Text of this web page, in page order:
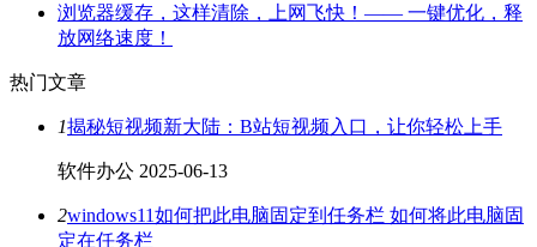
浏览器缓存，这样清除，上网飞快！—— 一键优化，释
放网络速度！
热门文章
1揭秘短视频新大陆：B站短视频入口，让你轻松上手
软件办公 2025-06-13
2windows11如何把此电脑固定到任务栏 如何将此电脑固
定在任务栏